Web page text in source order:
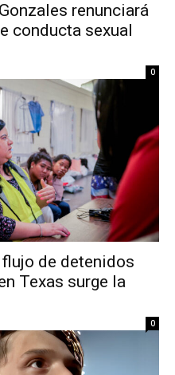
renunciará
conducta sexual
0
de detenidos
Texas surge la
0